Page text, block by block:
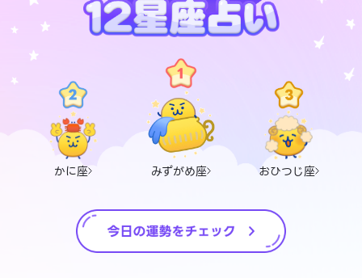
かに座 みずがめ座 おひつじ座